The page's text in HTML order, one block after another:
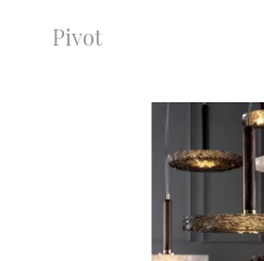
Pivot